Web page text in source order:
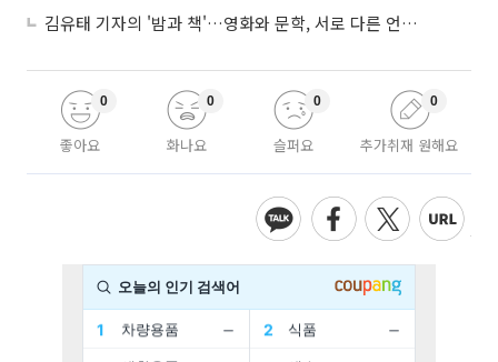
김유태 기자의 '밤과 책'…영화와 문학, 서로 다른 언어를 읽다
좋아요
0
화나요
0
슬퍼요
0
추가취재 원해요
0